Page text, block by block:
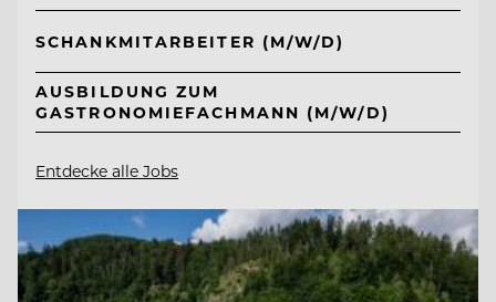
SCHANKMITARBEITER (M/W/D)
AUSBILDUNG ZUM
GASTRONOMIEFACHMANN (M/W/D)
Entdecke alle Jobs